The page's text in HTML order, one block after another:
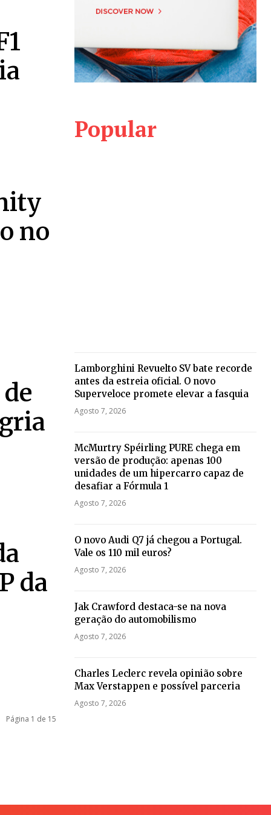
no
da
Página 1 de 15
Popular
Lamborghini Revuelto SV bate recorde
antes da estreia oficial. O novo
Superveloce promete elevar a fasquia
Agosto 7, 2026
McMurtry Spéirling PURE chega em
versão de produção: apenas 100
unidades de um hipercarro capaz de
desafiar a Fórmula 1
Agosto 7, 2026
O novo Audi Q7 já chegou a Portugal.
Vale os 110 mil euros?
Agosto 7, 2026
Jak Crawford destaca-se na nova
geração do automobilismo
Agosto 7, 2026
Charles Leclerc revela opinião sobre
Max Verstappen e possível parceria
Agosto 7, 2026